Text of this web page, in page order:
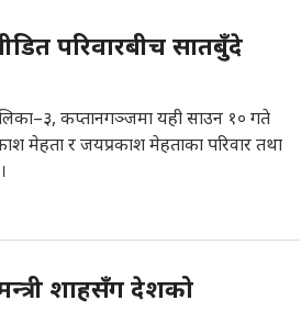
परिवारबीच सातबुँदे
कप्तानगञ्जमा यही साउन १० गते
मेहता र जयप्रकाश मेहताका परिवार तथा
शाहसँग देशको